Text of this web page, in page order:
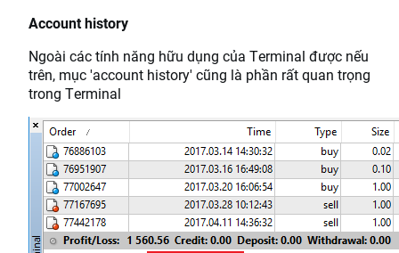
Account history
Ngoài các tính năng hữu dụng của Terminal được nếu
trên, mục 'account history' cũng là phần rất quan trọng
trong Terminal